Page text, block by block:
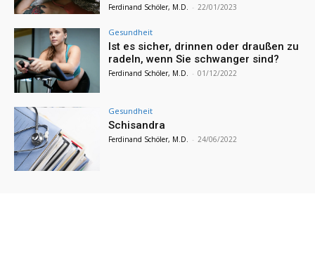
Ferdinand Schöler, M.D. - 22/01/2023
Gesundheit
Ist es sicher, drinnen oder draußen zu
radeln, wenn Sie schwanger sind?
Ferdinand Schöler, M.D. - 01/12/2022
Gesundheit
Schisandra
Ferdinand Schöler, M.D. - 24/06/2022